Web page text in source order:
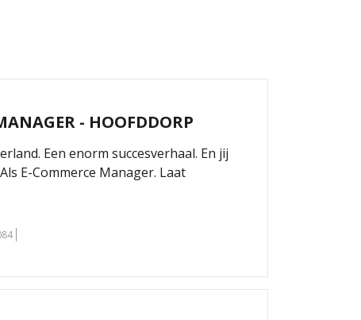
- HOOFDDORP
Een enorm succesverhaal. En jij
E-Commerce Manager. Laat